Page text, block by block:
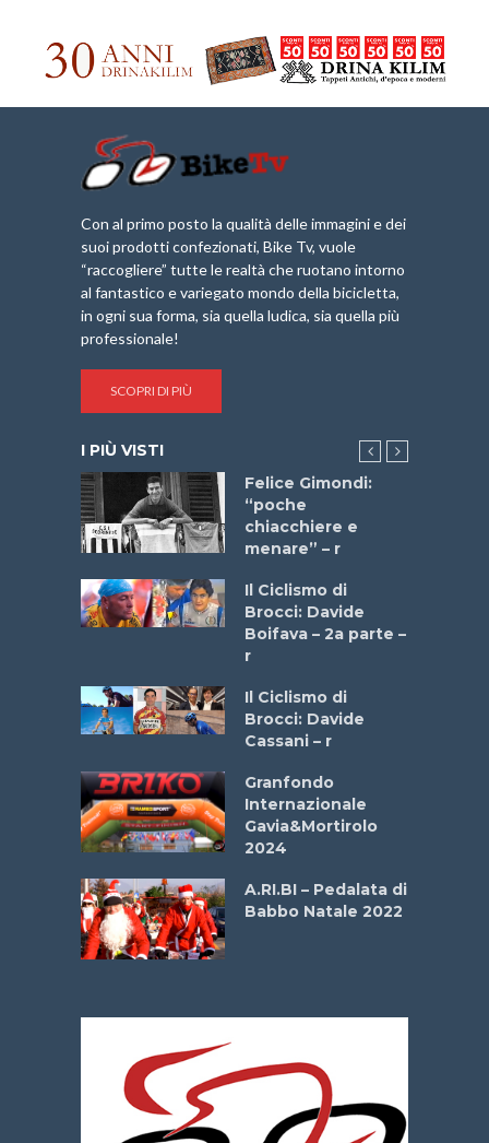
Con al primo posto la qualità delle immagini e dei
suoi prodotti confezionati, Bike Tv, vuole
“raccogliere” tutte le realtà che ruotano intorno
al fantastico e variegato mondo della bicicletta,
in ogni sua forma, sia quella ludica, sia quella più
professionale!
SCOPRI DI PIÙ
I PIÙ VISTI
Felice Gimondi:
“poche
chiacchiere e
menare” – r
Il Ciclismo di
Brocci: Davide
Boifava – 2a parte –
r
Il Ciclismo di
Brocci: Davide
Cassani – r
Granfondo
Internazionale
Gavia&Mortirolo
2024
A.RI.BI – Pedalata di
Babbo Natale 2022